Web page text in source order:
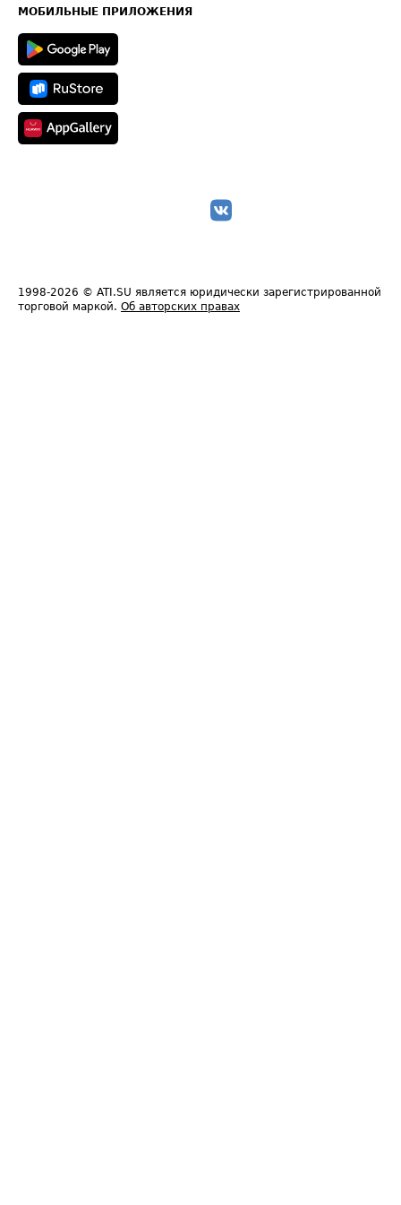
Техническая информация
МОБИЛЬНЫЕ ПРИЛОЖЕНИЯ
1998-2026 © ATI.SU является юридически зарегистрированной
торговой маркой. Об авторских правах